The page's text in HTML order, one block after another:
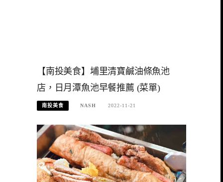
【南投美食】埔里清寶鹹油條魚池
店，日月潭魚池早餐推薦 (菜單)
南投美食 NASH 2022-11-21